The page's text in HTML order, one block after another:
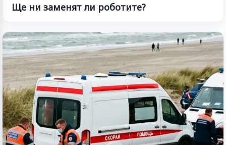
Ще ни заменят ли роботите?